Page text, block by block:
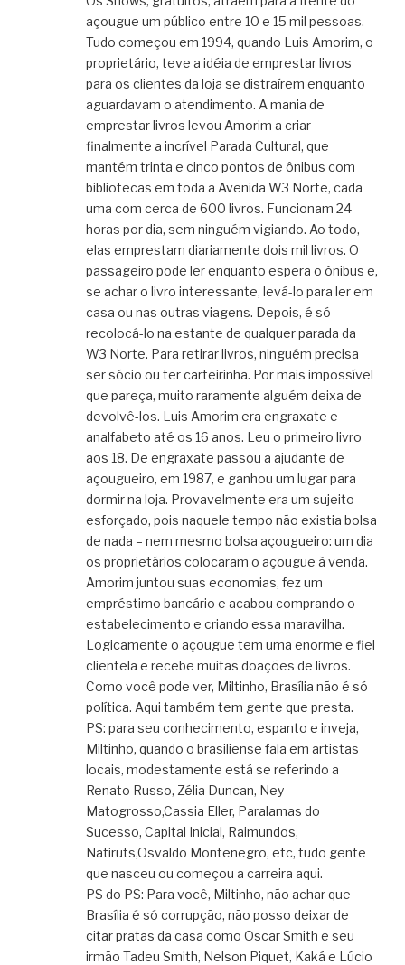
açougue um público entre 10 e 15 mil pessoas.
Tudo começou em 1994, quando Luis Amorim, o
proprietário, teve a idéia de emprestar livros
para os clientes da loja se distraírem enquanto
aguardavam o atendimento. A mania de
emprestar livros levou Amorim a criar
finalmente a incrível Parada Cultural, que
mantém trinta e cinco pontos de ônibus com
bibliotecas em toda a Avenida W3 Norte, cada
uma com cerca de 600 livros. Funcionam 24
horas por dia, sem ninguém vigiando. Ao todo,
elas emprestam diariamente dois mil livros. O
passageiro pode ler enquanto espera o ônibus e,
se achar o livro interessante, levá-lo para ler em
casa ou nas outras viagens. Depois, é só
recolocá-lo na estante de qualquer parada da
W3 Norte. Para retirar livros, ninguém precisa
ser sócio ou ter carteirinha. Por mais impossível
que pareça, muito raramente alguém deixa de
devolvê-los. Luis Amorim era engraxate e
analfabeto até os 16 anos. Leu o primeiro livro
aos 18. De engraxate passou a ajudante de
açougueiro, em 1987, e ganhou um lugar para
dormir na loja. Provavelmente era um sujeito
esforçado, pois naquele tempo não existia bolsa
de nada – nem mesmo bolsa açougueiro: um dia
os proprietários colocaram o açougue à venda.
Amorim juntou suas economias, fez um
empréstimo bancário e acabou comprando o
estabelecimento e criando essa maravilha.
Logicamente o açougue tem uma enorme e fiel
clientela e recebe muitas doações de livros.
Como você pode ver, Miltinho, Brasília não é só
política. Aqui também tem gente que presta.
PS: para seu conhecimento, espanto e inveja,
Miltinho, quando o brasiliense fala em artistas
locais, modestamente está se referindo a
Renato Russo, Zélia Duncan, Ney
Matogrosso,Cassia Eller, Paralamas do
Sucesso, Capital Inicial, Raimundos,
Natiruts,Osvaldo Montenegro, etc, tudo gente
que nasceu ou começou a carreira aqui.
PS do PS: Para você, Miltinho, não achar que
Brasília é só corrupção, não posso deixar de
citar pratas da casa como Oscar Smith e seu
irmão Tadeu Smith, Nelson Piquet, Kaká e Lúcio